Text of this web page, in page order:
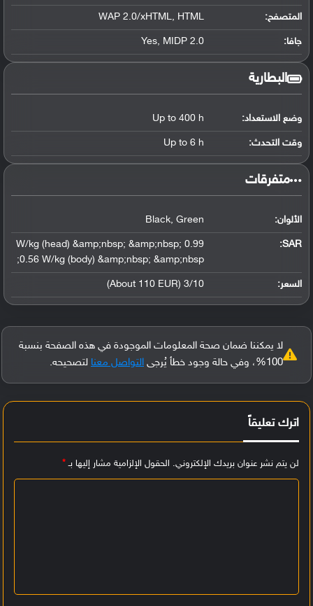
المتصفح: WAP 2.0/xHTML, HTML
جافا: Yes, MIDP 2.0
البطارية
وضع الاستعداد: Up to 400 h
وقت التحدث: Up to 6 h
‏متفرقات‏
الألوان: Black, Green
SAR
:
0.99 W/kg (head) &amp;nbsp; &amp;nbsp;
0.56 W/kg (body) &amp;nbsp; &amp;nbsp;
السعر: 3/10 (About 110 EUR)
لا يمكننا ضمان صحة المعلومات الموجودة في هذه الصفحة بنسبة
100%، وفي حالة وجود خطأ يُرجى
التواصل معنا لتصحيحه.
اترك تعليقاً
لن يتم نشر عنوان بريدك الإلكتروني. الحقول الإلزامية مشار إليها بـ*
ي